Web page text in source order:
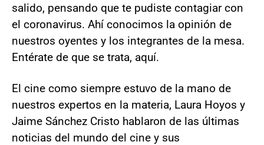
salido, pensando que te pudiste contagiar con
el coronavirus. Ahí conocimos la opinión de
nuestros oyentes y los integrantes de la mesa.
Entérate de que se trata, aquí.
El cine como siempre estuvo de la mano de
nuestros expertos en la materia, Laura Hoyos y
Jaime Sánchez Cristo hablaron de las últimas
noticias del mundo del cine y sus